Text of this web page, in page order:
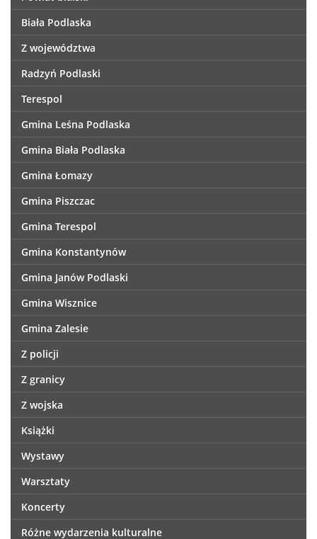
Biała Podlaska
Z województwa
Radzyń Podlaski
Terespol
Gmina Leśna Podlaska
Gmina Biała Podlaska
Gmina Łomazy
Gmina Piszczac
Gmina Terespol
Gmina Konstantynów
Gmina Janów Podlaski
Gmina Wisznice
Gmina Zalesie
Z policji
Z granicy
Z wojska
Książki
Wystawy
Warsztaty
Koncerty
Różne wydarzenia kulturalne